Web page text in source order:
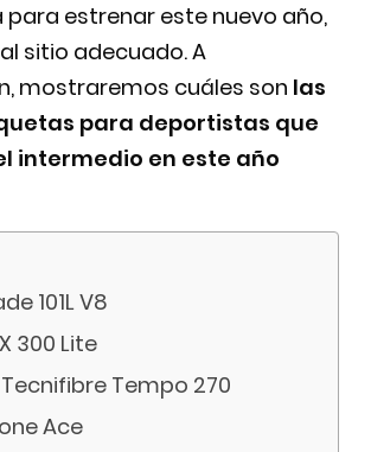
estrenar este nuevo año,
sitio adecuado. A
mostraremos cuáles son las
para deportistas que
intermedio en este año
101L V8
300 Lite
Tempo 270
Ace